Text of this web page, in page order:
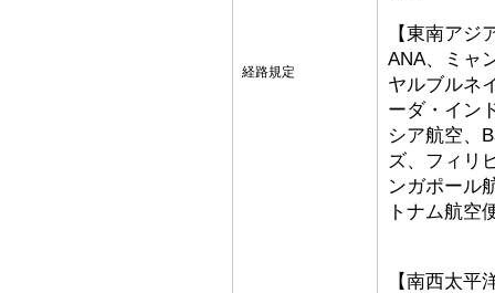
経路規定
【東南アジ
ANA、ミャ
ヤルブルネ
ーダ・イン
シア航空、
ズ、フィリ
ンガポール
トナム航空
【南西太平